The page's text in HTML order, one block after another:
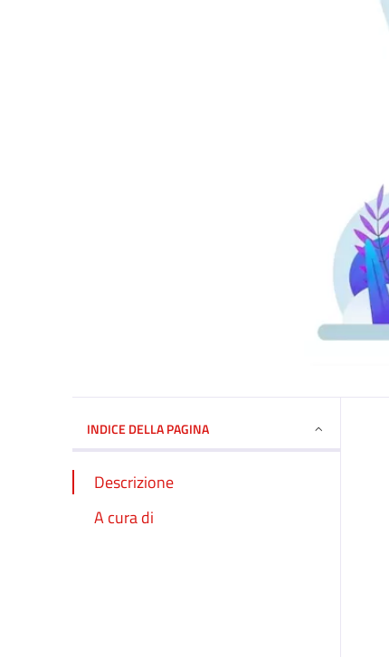
INDICE DELLA PAGINA
Descrizione
A cura di